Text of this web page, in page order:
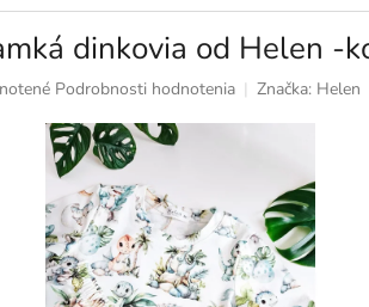
dinkovia od Helen -
Podrobnosti hodnotenia Značka: Helen